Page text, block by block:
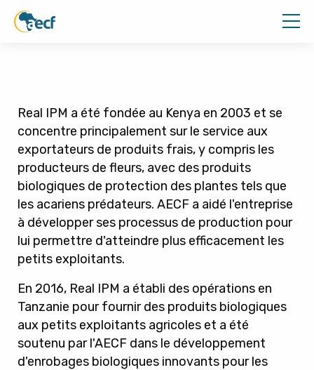
Real IPM a été fondée au Kenya en 2003 et se
concentre principalement sur le service aux
exportateurs de produits frais, y compris les
producteurs de fleurs, avec des produits
biologiques de protection des plantes tels que
les acariens prédateurs. AECF a aidé l'entreprise
à développer ses processus de production pour
lui permettre d'atteindre plus efficacement les
petits exploitants.
En 2016, Real IPM a établi des opérations en
Tanzanie pour fournir des produits biologiques
aux petits exploitants agricoles et a été
soutenu par l'AECF dans le développement
d'enrobages biologiques innovants pour les